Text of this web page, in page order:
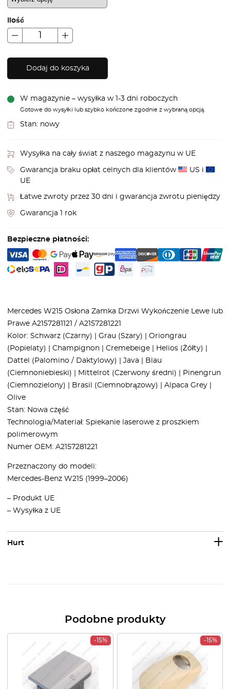
Ilość
Dodaj do koszyka
W magazynie – wysyłka w 1-3 dni roboczych
Gotowe do wysyłki lub szybko kończone zgodnie z wybraną opcją.
Stan: nowy
Wysyłka na cały świat z naszego magazynu w UE
Gwarancja braku opłat celnych dla klientów
US i
UE
Łatwe zwroty przez 30 dni i gwarancja zwrotu pieniędzy
Gwarancja 1 rok
Bezpieczne płatności:
Mercedes W215 Osłona Zamka Drzwi Wykończenie Lewe lub
Prawe A2157281121 / A2157281221
Kolor: Schwarz (Czarny) | Grau (Szary) | Oriongrau
(Popielaty) | Champignon | Cremebeige | Helios (Żółty) |
Dattel (Palomino / Daktylowy) | Java | Blau
(Ciemnoniebieski) | Mittelrot (Czerwony średni) | Pinengrun
(Ciemnozielony) | Brasil (Ciemnobrązowy) | Alpaca Grey |
Olive
Stan: Nowa część
Technologia/Materiał: Spiekanie laserowe z proszkiem
polimerowym
Numer OEM: A2157281221
Przeznaczony do modeli:
Mercedes-Benz W215 (1999–2006)
– Produkt UE
– Wysyłka z UE
Hurt
Podobne produkty
-15% -15%